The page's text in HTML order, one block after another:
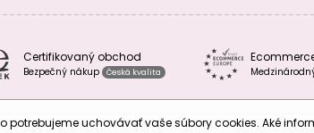
Koráliky z
minerálu
levanduľový
Certifikovaný obchod
Bezpečný nákup Česká kvalita
uchovávať vaše súbory cookies. Aké